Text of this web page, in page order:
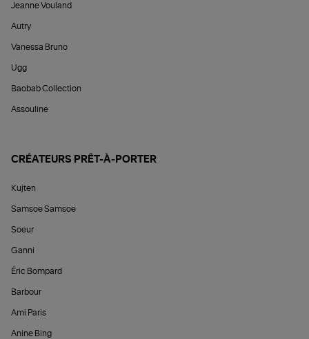
Jeanne Vouland
Autry
Vanessa Bruno
Ugg
Baobab Collection
Assouline
CRÉATEURS PRÊT-À-PORTER
Kujten
Samsoe Samsoe
Soeur
Ganni
Éric Bompard
Barbour
Ami Paris
Anine Bing